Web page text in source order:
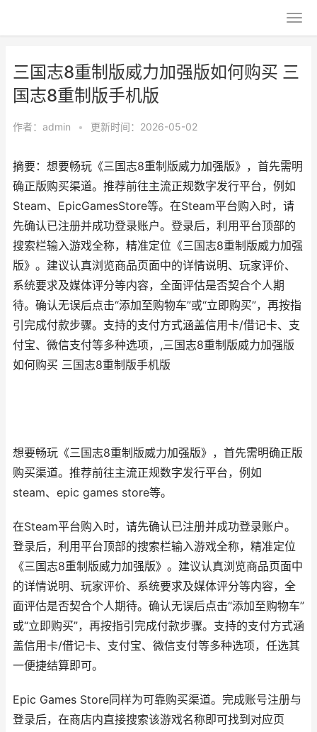
三国志8重制版威力加强版如何购买 三
国志8重制版手机版
作者： admin • 更新时间：2026-05-02
摘要：想要畅玩《三国志8重制版威力加强版》，首先需明
确正版购买渠道。推荐前往主流正规数字发行平台，例如
Steam、EpicGamesStore等。在Steam平台购入时，请
先确认已注册并成功登录账户。登录后，利用平台顶部的
搜索栏输入游戏全称，精准定位《三国志8重制版威力加强
版》。建议认真浏览商品页面中的详情说明、玩家评价、
系统要求及媒体评分等内容，全面评估是否契合个人期
待。确认无误后点击“添加至购物车”或“立即购买”，再按指
引完成付款步骤。支持的支付方式涵盖信用卡/借记卡、支
付宝、微信支付等多种选项，,三国志8重制版威力加强版
如何购买 三国志8重制版手机版
想要畅玩《三国志8重制版威力加强版》，首先需明确正版
购买渠道。推荐前往主流正规数字发行平台，例如
steam、epic games store等。
在Steam平台购入时，请先确认已注册并成功登录账户。
登录后，利用平台顶部的搜索栏输入游戏全称，精准定位
《三国志8重制版威力加强版》。建议认真浏览商品页面中
的详情说明、玩家评价、系统要求及媒体评分等内容，全
面评估是否契合个人期待。确认无误后点击“添加至购物车”
或“立即购买”，再按指引完成付款步骤。支持的支付方式涵
盖信用卡/借记卡、支付宝、微信支付等多种选项，任选其
一便捷结算即可。
Epic Games Store同样为可靠购买渠道。完成账号注册与
登录后，在商店内直接搜索该游戏名称即可找到对应页